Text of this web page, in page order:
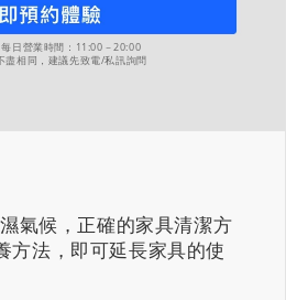
日營業時間：11:00－20:00
盡相同，建議先致電/私訊詢問
氣候，正確的家具清潔方
方法，即可延長家具的使